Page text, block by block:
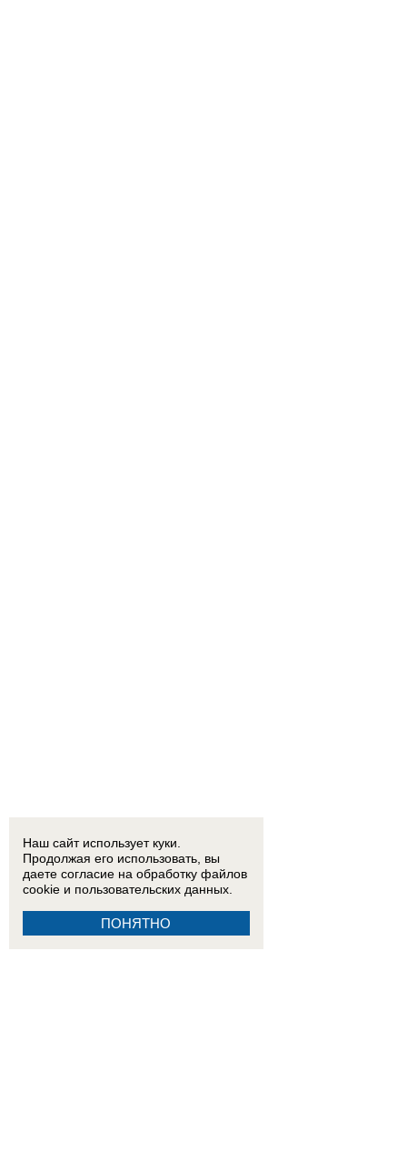
Наш сайт использует куки.
Продолжая его использовать, вы
даете согласие на обработку файлов
cookie и пользовательских данных.
ПОНЯТНО